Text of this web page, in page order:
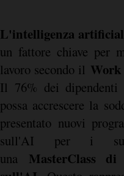
L'intelligenza
un fattore chiave per
lavoro secondo il
Il 76% dei
possa accrescere la
presentato nuovi
sull'AI per i
una MasterClass